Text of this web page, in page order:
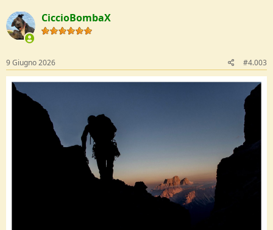
c
t
i
o
s
:
CiccioBombaX
9 Giugno 2026 #4.003